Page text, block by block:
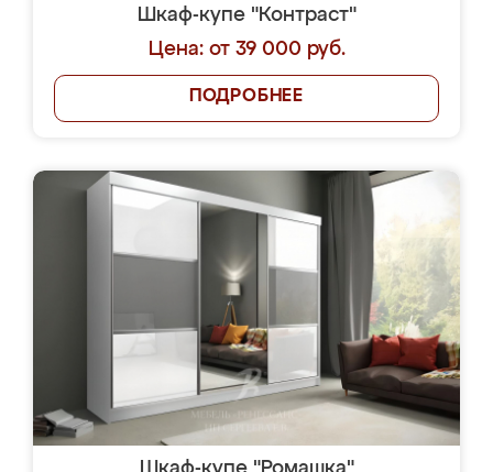
Шкаф-купе "Контраст"
Цена: от 39 000 руб.
ПОДРОБНЕЕ